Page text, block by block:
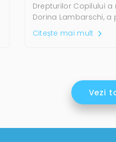
Drepturilor Copilului a
Dorina Lambarschi, a
Citește mai mult
Vezi